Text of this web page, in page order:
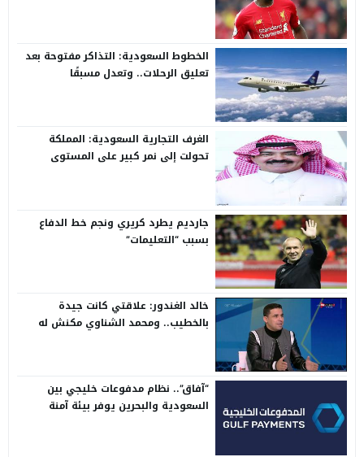
الخطوط السعودية: التذاكر مفتوحة بعد
تعليق الرحلات.. وتعدل مسبقًا
الغرف التجارية السعودية: المملكة
تحولت إلى نمر كبير على المستوى
جارديم يطرد كريري ونجم خط الدفاع
بسبب “التعليمات”
خالد الغندور: علاقتي كانت جيدة
بالخطيب.. ومحمد الشناوي مكنش له
“آفاق”.. نظام مدفوعات خليجي بين
السعودية والبحرين يوفر بيئة آمنة